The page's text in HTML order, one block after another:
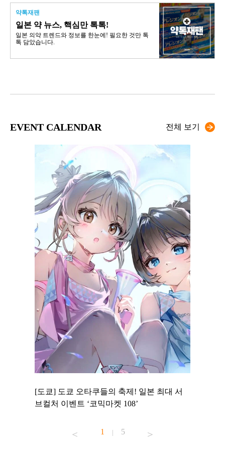
약톡재팬
일본 약 뉴스, 핵심만 톡톡!
일본 의약 트렌드와 정보를 한눈에! 필요한 것만 톡
톡 담았습니다.
EVENT CALENDAR 전체 보기
[도쿄] 도쿄 오타쿠들의 축제! 일본 최대 서
브컬처 이벤트 ‘코믹마켓 108’
1 | 5